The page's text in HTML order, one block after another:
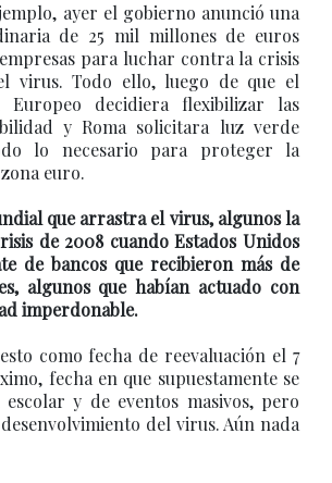
ayer el gobierno anunció una
de 25 mil millones de euros
para luchar contra la crisis
virus. Todo ello, luego de que el
Europeo decidiera flexibilizar las
y Roma solicitara luz verde
lo necesario para proteger la
euro.
que arrastra el virus, algunos la
de 2008 cuando Estados Unidos
de bancos que recibieron más de
algunos que habían actuado con
imperdonable.
como fecha de reevaluación el 7
fecha en que supuestamente se
y de eventos masivos, pero
del virus. Aún nada